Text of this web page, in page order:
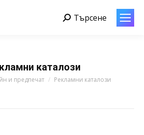
Search:
Търсене
каталози
и предпечат Рекламни каталози